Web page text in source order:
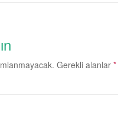
Gerekli alanlar *